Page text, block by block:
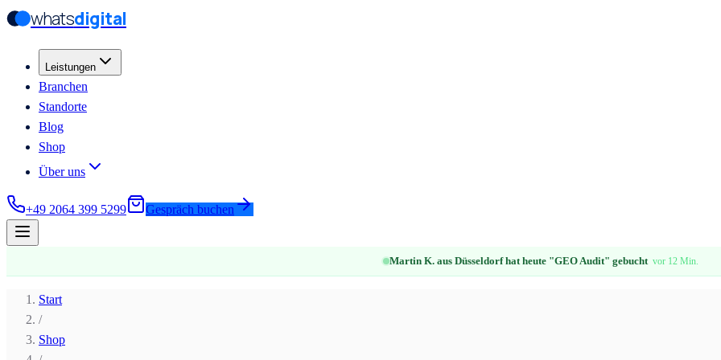
Zum Hauptinhalt springen
Zum Hauptinhalt springen
whatsdigital
Leistungen
Branchen
Standorte
Blog
Shop
Über uns
+49 2064 399 5299 Gespräch buchen
Martin K. aus Düsseldorf hat heute "GEO Audit" gebucht vor 12 Min.
Start
/
Shop